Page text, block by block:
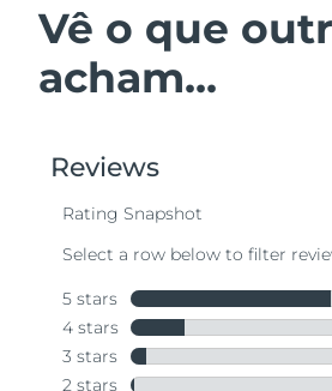
Vê o que
acham...